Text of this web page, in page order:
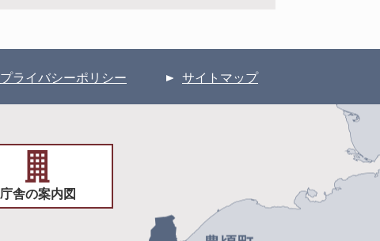
プライバシーポリシー サイトマップ
庁舎の案内図